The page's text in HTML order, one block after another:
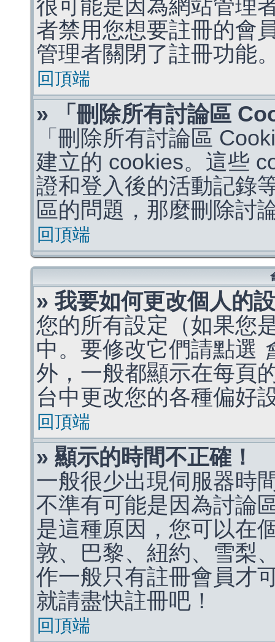
很可能是因為網站管理
者禁用您想要註冊的會
管理者關閉了註冊功能
回頂端
» 「刪除所有討論區
「刪除所有討論區
建立的 cookies。這些
證和登入後的活動記錄
區的問題，那麼刪除討
回頂端
» 我要如何更改個人的
您的所有設定（如果您
中。要修改它們請點選
外，一般都顯示在每頁
台中更改您的各種偏好
回頂端
» 顯示的時間不正確！
一般很少出現伺服器時
不準有可能是因為討論
是這種原因，您可以在
敦、巴黎、紐約、雪梨
作一般只有註冊會員才
就請盡快註冊吧！
回頂端